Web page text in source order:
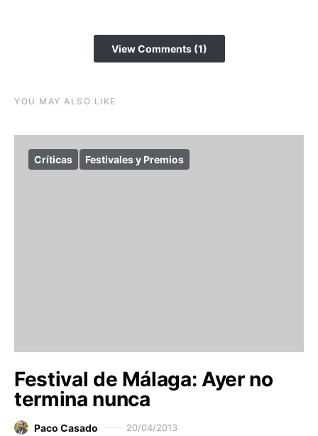
View Comments (1)
YOU MAY ALSO LIKE
Críticas Festivales y Premios
Festival de Málaga: Ayer no
termina nunca
Paco Casado 20/04/2013